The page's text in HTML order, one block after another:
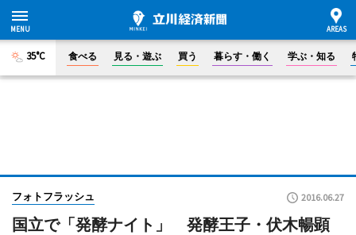
35°C 食べる 見る・遊ぶ 買う 暮らす・働く 学ぶ・知る
フォトフラッシュ 2016.06.27
国立で「発酵ナイト」 発酵王子・伏木暢顕